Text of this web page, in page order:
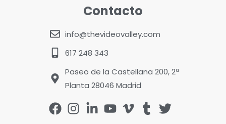
Contacto
info@thevideovalley.com
617 248 343
Paseo de la Castellana 200, 2ª
Planta 28046 Madrid